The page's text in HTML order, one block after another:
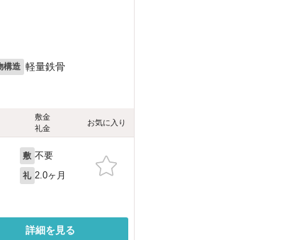
構造 軽量鉄骨
敷金
礼金
お気に入り
敷 不要
礼 2.0ヶ月
詳細を見る